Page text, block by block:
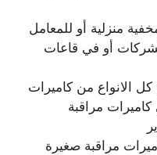
منزلية أو للمعامل
أو في قاعات
الانواع من كاميرات
كاميرات مراقبة
مراقبة صغيرة